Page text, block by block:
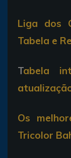
Liga dos
Tabela e
Tabela
Os
Tricolor